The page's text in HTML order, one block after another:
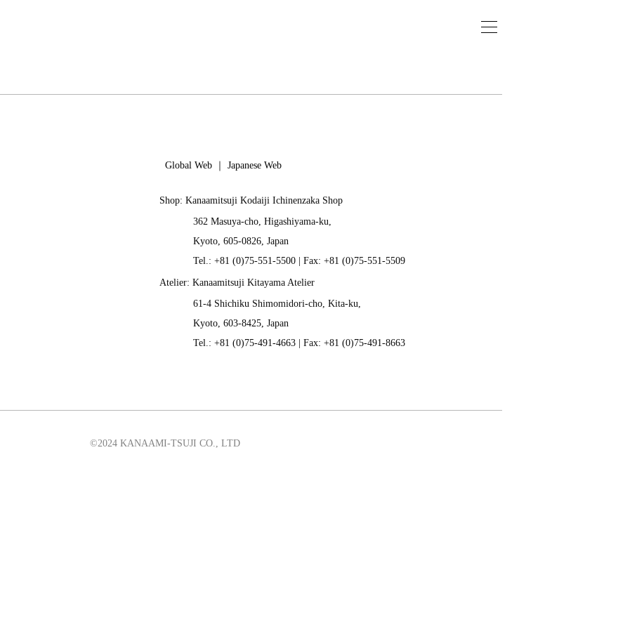
Global Web Japanese Web
Shop: Kanaamitsuji Kodaiji Ichinenzaka Shop
362 Masuya-cho, Higashiyama-ku,
Kyoto, 605-0826, Japan
Tel.: +81 (0)75-551-5500 | Fax: +81 (0)75-551-5509
Atelier: Kanaamitsuji Kitayama Atelier
61-4 Shichiku Shimomidori-cho, Kita-ku,
Kyoto, 603-8425, Japan
Tel.: +81 (0)75-491-4663 | Fax: +81 (0)75-491-8663
©2024 KANAAMI-TSUJI CO., LTD